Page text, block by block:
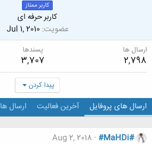
کاربر ممتاز
کاربر حرفه ای
عضویت Jul 1, 2010
ارسال ها
2,798
پسندها
3,707
پیدا کردن
ارسال های پروفایل آخرین فعالیت ارسال ها
#MaHDi#
Aug 2, 2018